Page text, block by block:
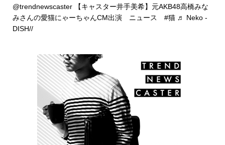
@trendnewscaster【キャスター井手美希】元AKB48高橋みな
みさんの愛猫にゃーちゃんCM出演 ニュース #猫 ♬ Neko -
DISH//